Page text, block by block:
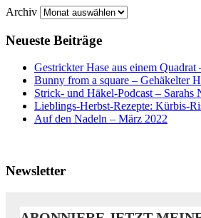
Archiv
Neueste Beiträge
Gestrickter Hase aus einem
Bunny from a square – Gehäkelter
Strick- und Häkel-Podcast – Sarahs
Lieblings-Herbst-Rezepte: Kürbis-
Auf den Nadeln – März 2022
Newsletter